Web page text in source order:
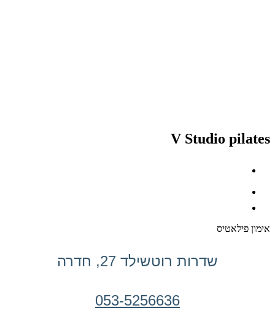
V Studio pilates
אימון פילאטיס
שדרות רוטשילד 27, חדרה
053-5256636